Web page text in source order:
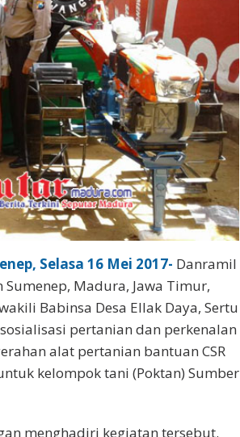
Selasa 16 Mei 2017- Danramil
Madura, Jawa Timur,
Babinsa Desa Ellak Daya, Sertu
pertanian dan perkenalan
alat pertanian bantuan CSR
kelompok tani (Poktan) Sumber
menghadiri kegiatan tersebut.